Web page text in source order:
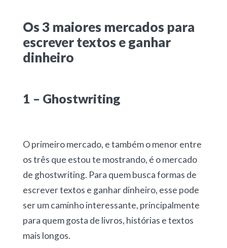
Os 3 maiores mercados para
escrever textos e ganhar
dinheiro
1 – Ghostwriting
O primeiro mercado, e também o menor entre
os três que estou te mostrando, é o mercado
de ghostwriting. Para quem busca formas de
escrever textos e ganhar dinheiro, esse pode
ser um caminho interessante, principalmente
para quem gosta de livros, histórias e textos
mais longos.